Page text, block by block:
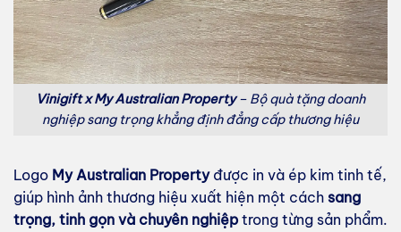
Vinigift x My Australian Property– Bộ quà tặng doanh
nghiệp sang trọng khẳng định đẳng cấp thương hiệu
Logo My Australian Propertyđược in và ép kim tinh tế,
giúp hình ảnh thương hiệu xuất hiện một cách sang
trọng, tinh gọn và chuyên nghiệp trong từng sản phẩm.